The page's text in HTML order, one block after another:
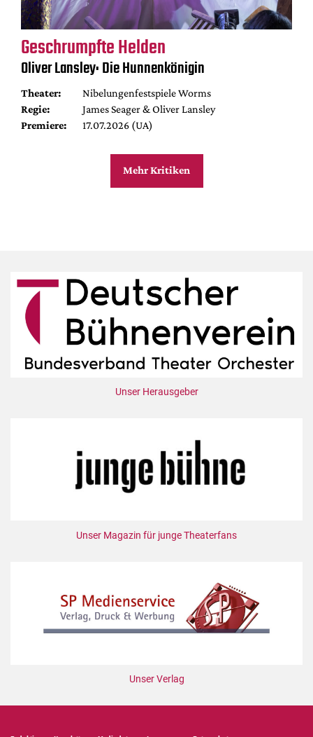
Geschrumpfte Helden
Oliver Lansley: Die Hunnenkönigin
Theater:
Nibelungenfestspiele Worms
Regie:
James Seager & Oliver Lansley
Premiere:
17.07.2026 (UA)
Mehr Kritiken
Unser Herausgeber
Unser Magazin für junge Theaterfans
Unser Verlag